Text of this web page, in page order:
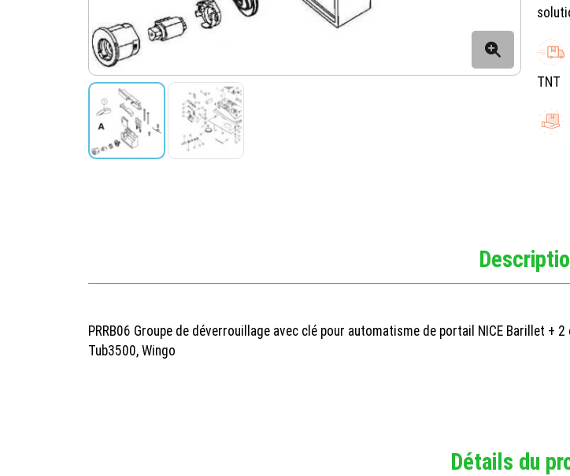
TNT
PRRB06 Groupe de déverrouillage avec clé pour automatisme de portail NICE Barillet + 2
Tub3500, Wingo
Détails du